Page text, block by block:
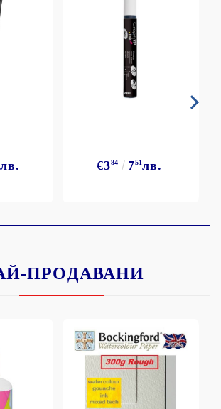
лв. €384 751лв.
ПРОДАВАНИ